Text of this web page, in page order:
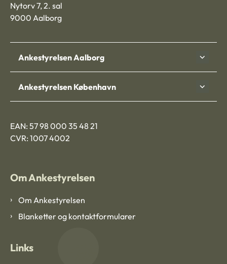
Nytorv 7, 2. sal
9000 Aalborg
Ankestyrelsen Aalborg
Ankestyrelsen København
EAN: 57 98 000 35 48 21
CVR: 1007 4002
Om Ankestyrelsen
Om Ankestyrelsen
Blanketter og kontaktformularer
Links